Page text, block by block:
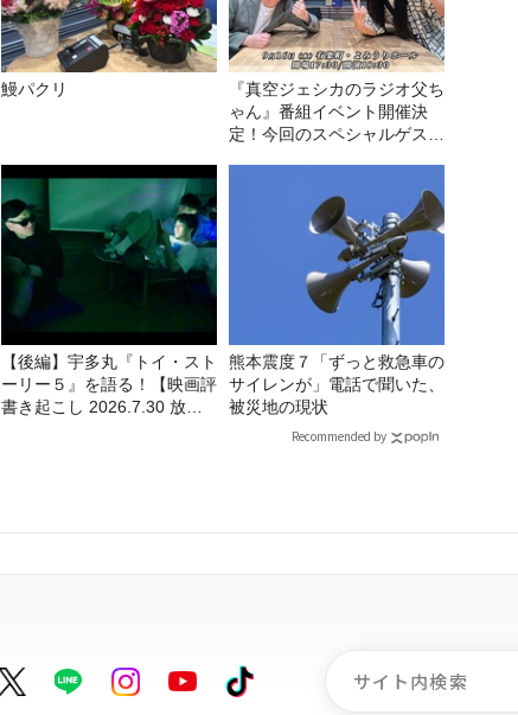
鰻パクリ
『真空ジェシカのラジオ父ち
ゃん』番組イベント開催決
定！今回のスペシャルゲスト
【後編】宇多丸『トイ・スト
ーリー５』を語る！【映画評
書き起こし 2026.7.30 放
熊本震度７「ずっと救急車の
サイレンが」電話で聞いた、
被災地の現状
Recommended by